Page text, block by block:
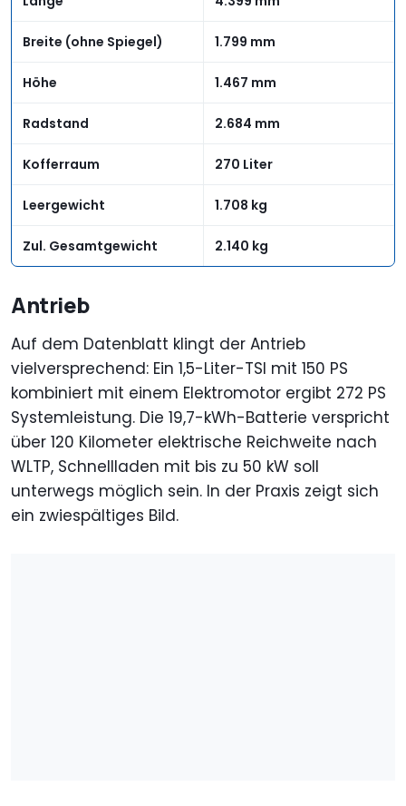
Breite (ohne Spiegel) 1.799 mm
Höhe 1.467 mm
Radstand 2.684 mm
Kofferraum 270 Liter
Leergewicht 1.708 kg
Zul. Gesamtgewicht 2.140 kg
Antrieb
Auf dem Datenblatt klingt der Antrieb
vielversprechend: Ein 1,5-Liter-TSI mit 150 PS
kombiniert mit einem Elektromotor ergibt 272 PS
Systemleistung. Die 19,7-kWh-Batterie verspricht
über 120 Kilometer elektrische Reichweite nach
WLTP, Schnellladen mit bis zu 50 kW soll
unterwegs möglich sein. In der Praxis zeigt sich
ein zwiespältiges Bild.